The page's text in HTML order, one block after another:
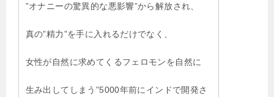
”オナニーの驚異的な悪影響”から解放され、
真の”精力”を手に入れるだけでなく、
女性が自然に求めてくるフェロモンを自然に
生み出してしまう”5000年前にインドで開発さ